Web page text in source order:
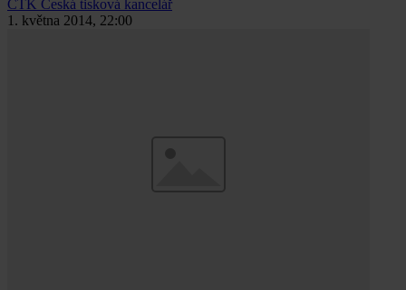
ČTK Česká tisková kancelář
1. května 2014, 22:00